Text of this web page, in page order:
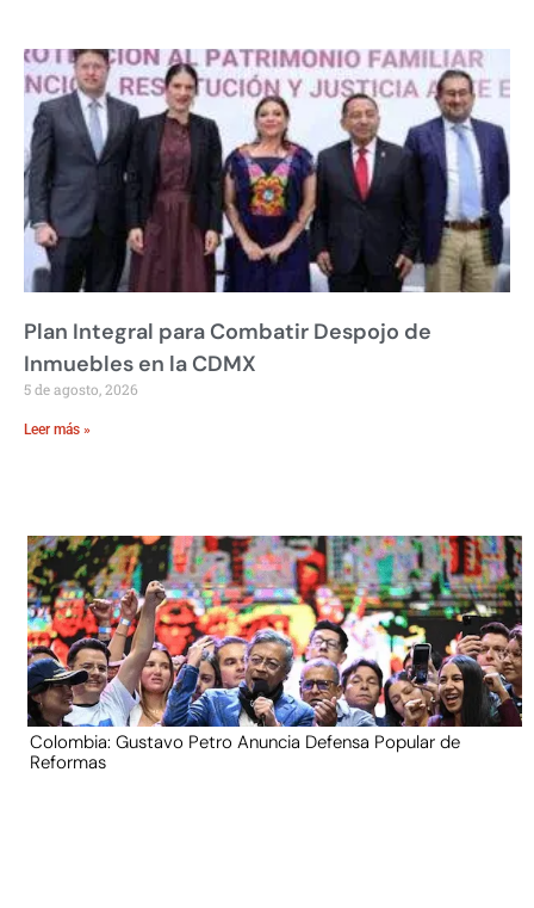
Plan Integral para Combatir Despojo de
Inmuebles en la CDMX
5 de agosto, 2026
Leer más »
Colombia: Gustavo Petro Anuncia Defensa Popular de
Reformas